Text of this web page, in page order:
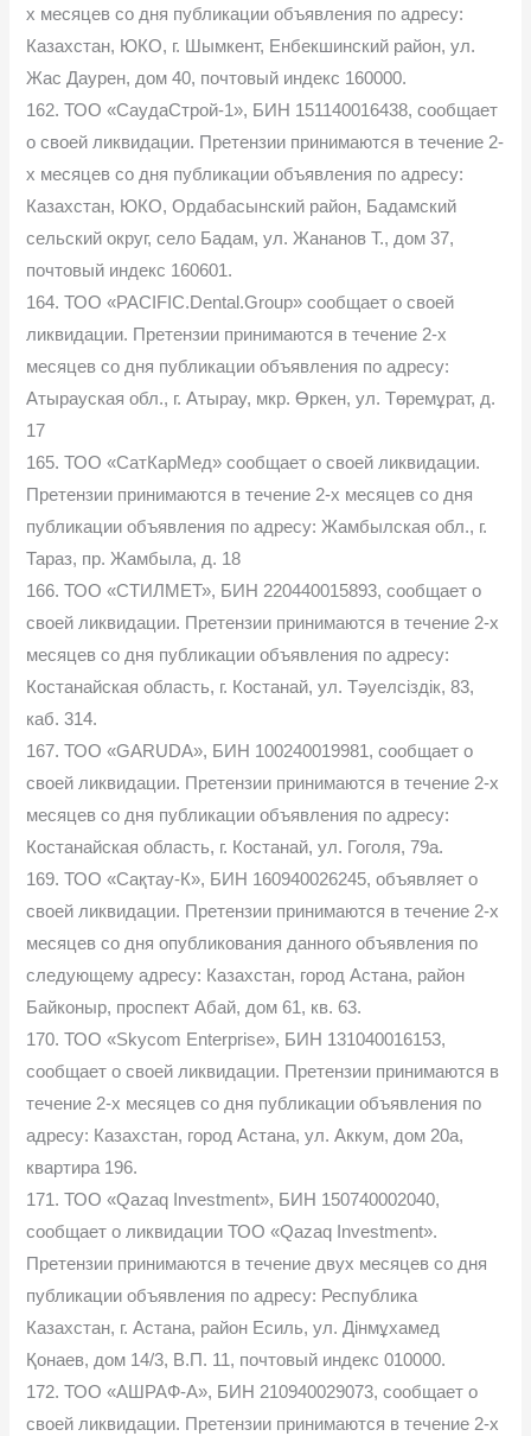
х месяцев со дня публикации объявления по адресу:
Казахстан, ЮКО, г. Шымкент, Енбекшинский район, ул.
Жас Даурен, дом 40, почтовый индекс 160000.
162. ТОО «СаудаСтрой-1», БИН 151140016438, сообщает
о своей ликвидации. Претензии принимаются в течение 2-
х месяцев со дня публикации объявления по адресу:
Казахстан, ЮКО, Ордабасынский район, Бадамский
сельский округ, село Бадам, ул. Жананов Т., дом 37,
почтовый индекс 160601.
164. ТОО «PACIFIC.Dental.Group» сообщает о своей
ликвидации. Претензии принимаются в течение 2-х
месяцев со дня публикации объявления по адресу:
Атырауская обл., г. Атырау, мкр. Өркен, ул. Төремұрат, д.
17
165. ТОО «СатКарМед» сообщает о своей ликвидации.
Претензии принимаются в течение 2-х месяцев со дня
публикации объявления по адресу: Жамбылская обл., г.
Тараз, пр. Жамбыла, д. 18
166. ТОО «СТИЛМЕТ», БИН 220440015893, сообщает о
своей ликвидации. Претензии принимаются в течение 2-х
месяцев со дня публикации объявления по адресу:
Костанайская область, г. Костанай, ул. Тәуелсіздік, 83,
каб. 314.
167. ТОО «GARUDA», БИН 100240019981, сообщает о
своей ликвидации. Претензии принимаются в течение 2-х
месяцев со дня публикации объявления по адресу:
Костанайская область, г. Костанай, ул. Гоголя, 79а.
169. ТОО «Сақтау-К», БИН 160940026245, объявляет о
своей ликвидации. Претензии принимаются в течение 2-х
месяцев со дня опубликования данного объявления по
следующему адресу: Казахстан, город Астана, район
Байконыр, проспект Абай, дом 61, кв. 63.
170. ТОО «Skycom Enterprise», БИН 131040016153,
сообщает о своей ликвидации. Претензии принимаются в
течение 2-х месяцев со дня публикации объявления по
адресу: Казахстан, город Астана, ул. Аккум, дом 20а,
квартира 196.
171. ТОО «Qazaq Investment», БИН 150740002040,
сообщает о ликвидации ТОО «Qazaq Investment».
Претензии принимаются в течение двух месяцев со дня
публикации объявления по адресу: Республика
Казахстан, г. Астана, район Есиль, ул. Дінмұхамед
Қонаев, дом 14/3, В.П. 11, почтовый индекс 010000.
172. ТОО «АШРАФ-А», БИН 210940029073, сообщает о
своей ликвидации. Претензии принимаются в течение 2-х